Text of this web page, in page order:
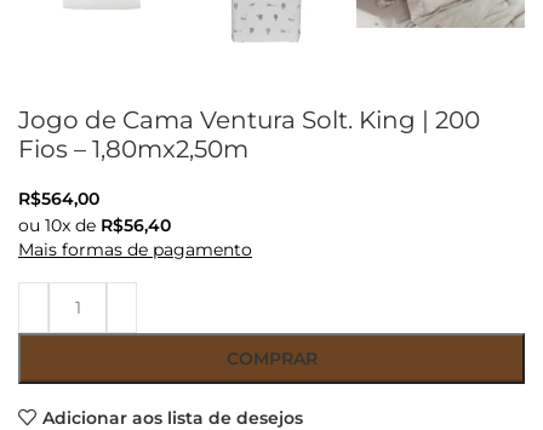
Jogo de Cama Ventura Solt. King | 200
Fios – 1,80mx2,50m
R$564,00
ou 10x de R$56,40
Mais formas de pagamento
COMPRAR
Adicionar aos lista de desejos